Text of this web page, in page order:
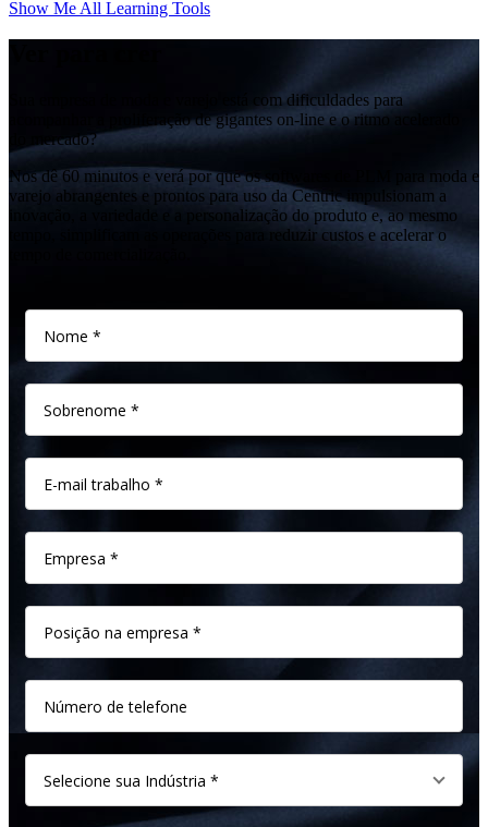
Show Me All Learning Tools
Sua empresa de moda e varejo está com dificuldades para
acompanhar a proliferação de gigantes on-line e o ritmo acelerado
do mercado?
Nos dê 60 minutos e verá por que os softwares de PLM para moda e
varejo abrangentes e prontos para uso da Centric impulsionam a
inovação, a variedade e a personalização do produto e, ao mesmo
tempo, simplificam as operações para reduzir custos e acelerar o